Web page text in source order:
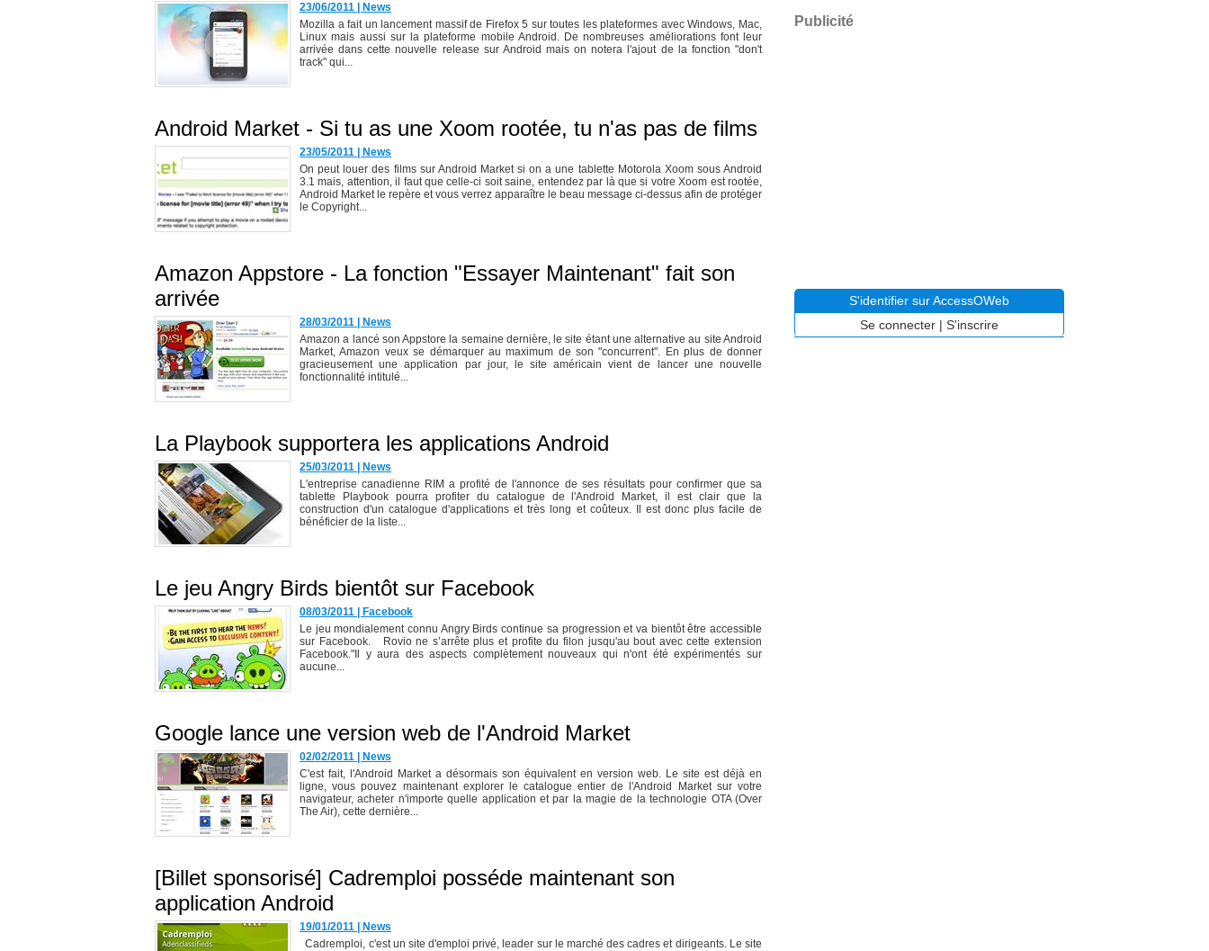
23/06/2011
News
Mozilla a fait un lancement massif de Firefox 5 sur toutes les plateformes avec Windows, Mac,
Linux mais aussi sur la plateforme mobile Android. De nombreuses améliorations font leur
arrivée dans cette nouvelle release sur Android mais on notera l'ajout de la fonction "don't
track" qui...
Android Market - Si tu as une Xoom rootée, tu n'as pas de films
23/05/2011
News
On peut louer des films sur Android Market si on a une tablette Motorola Xoom sous Android
3.1 mais, attention, il faut que celle-ci soit saine, entendez par là que si votre Xoom est rootée,
Android Market le repère et vous verrez apparaître le beau message ci-dessus afin de protéger
le Copyright...
Amazon Appstore - La fonction "Essayer Maintenant" fait son
arrivée
28/03/2011
News
Amazon a lancé son Appstore la semaine dernière, le site étant une alternative au site Android
Market, Amazon veux se démarquer au maximum de son "concurrent". En plus de donner
gracieusement une application par jour, le site américain vient de lancer une nouvelle
fonctionnalité intitulé...
La Playbook supportera les applications Android
25/03/2011
News
L'entreprise canadienne RIM a profité de l'annonce de ses résultats pour confirmer que sa
tablette Playbook pourra profiter du catalogue de l'Android Market, il est clair que la
construction d'un catalogue d'applications et très long et coûteux. Il est donc plus facile de
bénéficier de la liste...
Le jeu Angry Birds bientôt sur Facebook
08/03/2011
Facebook
Le jeu mondialement connu Angry Birds continue sa progression et va bientôt être accessible
sur Facebook. Rovio ne s’arrête plus et profite du filon jusqu'au bout avec cette extension
Facebook."Il y aura des aspects complètement nouveaux qui n'ont été expérimentés sur
aucune...
Google lance une version web de l'Android Market
02/02/2011
News
C'est fait, l'Android Market a désormais son équivalent en version web. Le site est déjà en
ligne, vous pouvez maintenant explorer le catalogue entier de l'Android Market sur votre
navigateur, acheter n'importe quelle application et par la magie de la technologie OTA (Over
The Air), cette dernière...
[Billet sponsorisé] Cadremploi posséde maintenant son
application Android
19/01/2011
News
Cadremploi, c'est un site d'emploi privé, leader sur le marché des cadres et dirigeants. Le site
Publicité
S'identifier sur AccessOWeb
Se connecter | S'inscrire